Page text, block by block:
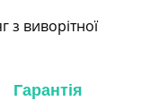
з виворітної
Гарантія